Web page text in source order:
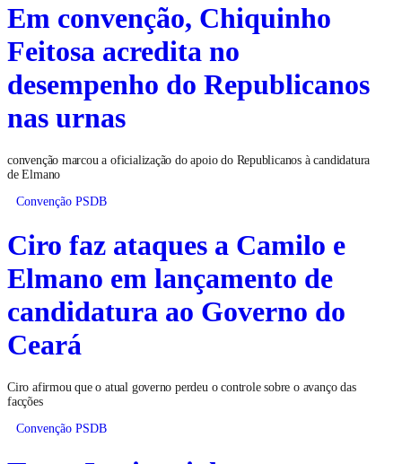
Em convenção, Chiquinho
Feitosa acredita no
desempenho do Republicanos
nas urnas
convenção marcou a oficialização do apoio do Republicanos à candidatura
de Elmano
Convenção PSDB
Ciro faz ataques a Camilo e
Elmano em lançamento de
candidatura ao Governo do
Ceará
Ciro afirmou que o atual governo perdeu o controle sobre o avanço das
facções
Convenção PSDB